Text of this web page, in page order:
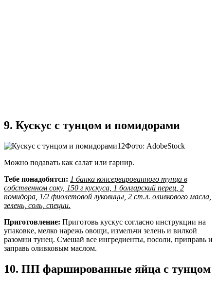
9. Кускус с тунцом и помидорами
Фото: AdobeStock
Можно подавать как салат или гарнир.
Тебе понадобятся: 1 банка консервированного тунца в
собственном соку, 150 г кускуса, 1 болгарский перец, 2
помидора, 1/2 фиолетовой луковицы, 2 ст.л. оливкового масла,
зелень, соль, специи.
Приготовление: Приготовь кускус согласно инструкции на
упаковке, мелко нарежь овощи, измельчи зелень и вилкой
разомни тунец. Смешай все ингредиенты, посоли, приправь и
заправь оливковым маслом.
10. ПП фаршированные яйца с тунцом